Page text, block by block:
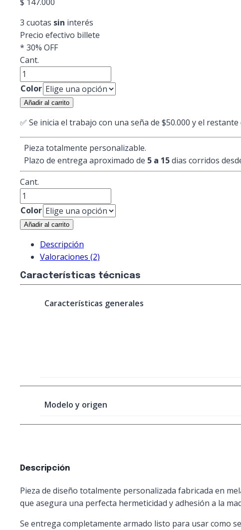
3 cuotas sin interés
Precio efectivo billete
* 30% OFF
Cant.
Panel
flotante
Leo
cantidad
Color
Añadir al carrito
✅ Se inicia el trabajo con una seña de $50.000 yel restante
Pieza totalmente personalizable.
Plazo de entrega aproximado de 5 a 15dias corridos
Cant.
Panel
flotante
Leo
cantidad
Color
Añadir al carrito
Descripción
Valoraciones (2)
Características técnicas
Características generales
Modelo y origen
Descripción
Pieza de diseño totalmente personalizada fabricada en
que asegura una perfecta hermeticidad y adhesión a la
Se entrega completamente armado listo para usar como